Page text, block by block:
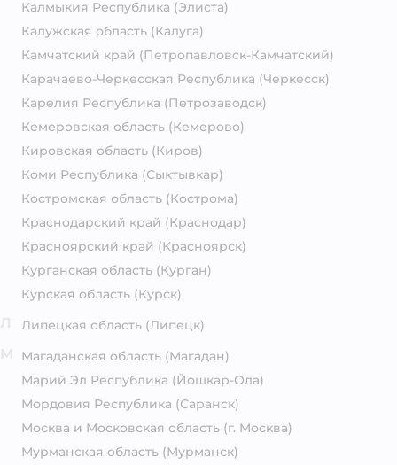
Калмыкия Республика (Элиста)
Калужская область (Калуга)
Камчатский край (Петропавловск-Камчатский)
Карачаево-Черкесская Республика (Черкесск)
Карелия Республика (Петрозаводск)
Кемеровская область (Кемерово)
Кировская область (Киров)
Коми Республика (Сыктывкар)
Костромская область (Кострома)
Краснодарский край (Краснодар)
Красноярский край (Красноярск)
Курганская область (Курган)
Курская область (Курск)
Липецкая область (Липецк)
Магаданская область (Магадан)
Марий Эл Республика (Йошкар-Ола)
Мордовия Республика (Саранск)
Москва и Московская область (г. Москва)
Мурманская область (Мурманск)